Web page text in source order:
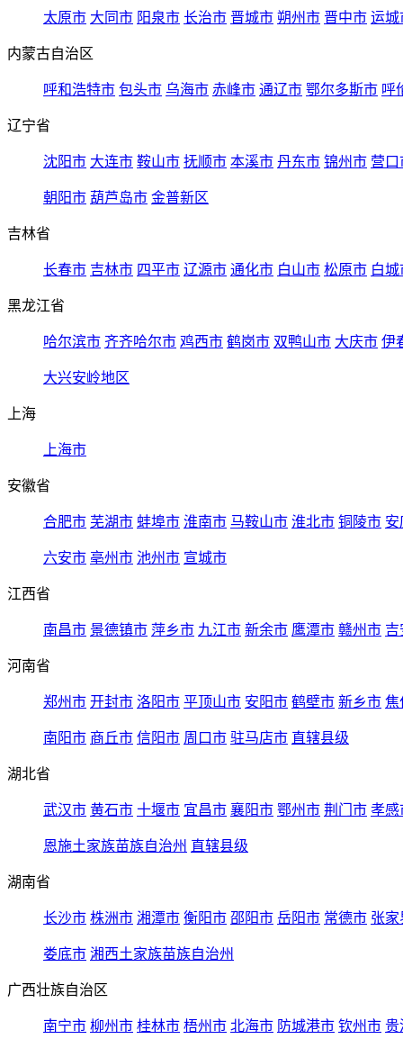
太原市 大同市 阳泉市 长治市 晋城市 朔州市 晋中市 运城
内蒙古自治区
呼和浩特市 包头市 乌海市 赤峰市 通辽市 鄂尔多斯市 呼
辽宁省
沈阳市 大连市 鞍山市 抚顺市 本溪市 丹东市 锦州市 营口
朝阳市 葫芦岛市 金普新区
吉林省
长春市 吉林市 四平市 辽源市 通化市 白山市 松原市 白城
黑龙江省
哈尔滨市 齐齐哈尔市 鸡西市 鹤岗市 双鸭山市 大庆市 伊
大兴安岭地区
上海
上海市
安徽省
合肥市 芜湖市 蚌埠市 淮南市 马鞍山市 淮北市 铜陵市 安
六安市 亳州市 池州市 宣城市
江西省
南昌市 景德镇市 萍乡市 九江市 新余市 鹰潭市 赣州市 吉
河南省
郑州市 开封市 洛阳市 平顶山市 安阳市 鹤壁市 新乡市 焦
南阳市 商丘市 信阳市 周口市 驻马店市 直辖县级
湖北省
武汉市 黄石市 十堰市 宜昌市 襄阳市 鄂州市 荆门市 孝感
恩施土家族苗族自治州 直辖县级
湖南省
长沙市 株洲市 湘潭市 衡阳市 邵阳市 岳阳市 常德市 张家
娄底市 湘西土家族苗族自治州
广西壮族自治区
南宁市 柳州市 桂林市 梧州市 北海市 防城港市 钦州市 贵